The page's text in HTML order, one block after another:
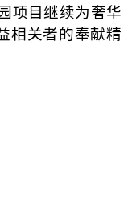
项目继续为奢华
相关者的奉献精